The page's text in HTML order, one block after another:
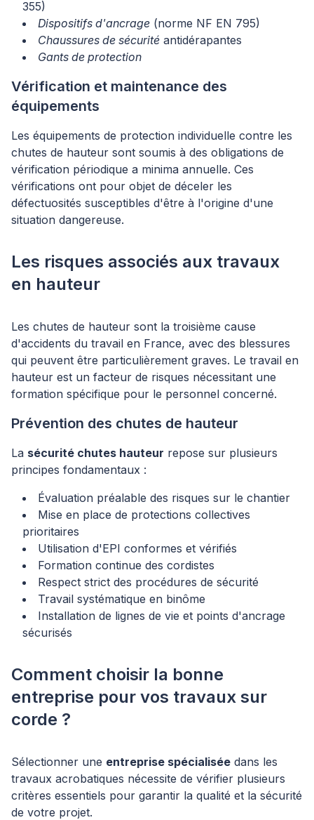
355)
Dispositifs d'ancrage (norme NF EN 795)
Chaussures de sécurité antidérapantes
Gants de protection
Vérification et maintenance des
équipements
Les équipements de protection individuelle contre les
chutes de hauteur sont soumis à des obligations de
vérification périodique a minima annuelle. Ces
vérifications ont pour objet de déceler les
défectuosités susceptibles d'être à l'origine d'une
situation dangereuse.
Les risques associés aux travaux
en hauteur
Les chutes de hauteur sont la troisième cause
d'accidents du travail en France, avec des blessures
qui peuvent être particulièrement graves. Le travail en
hauteur est un facteur de risques nécessitant une
formation spécifique pour le personnel concerné.
Prévention des chutes de hauteur
La sécurité chutes hauteur repose sur plusieurs
principes fondamentaux :
Évaluation préalable des risques sur le chantier
Mise en place de protections collectives
prioritaires
Utilisation d'EPI conformes et vérifiés
Formation continue des cordistes
Respect strict des procédures de sécurité
Travail systématique en binôme
Installation de lignes de vie et points d'ancrage
sécurisés
Comment choisir la bonne
entreprise pour vos travaux sur
corde ?
Sélectionner une entreprise spécialisée dans les
travaux acrobatiques nécessite de vérifier plusieurs
critères essentiels pour garantir la qualité et la sécurité
de votre projet.